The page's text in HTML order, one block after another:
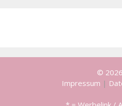
© 2026
Impressum |